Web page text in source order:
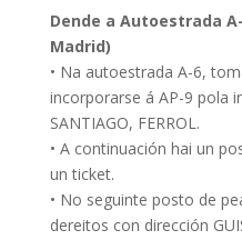
Dende a Autoestrada
Madrid)
• Na autoestrada A-6,
incorporarse á AP-9 pola
SANTIAGO, FERROL.
• A continuación hai un
un ticket.
• No seguinte posto de
dereitos con dirección